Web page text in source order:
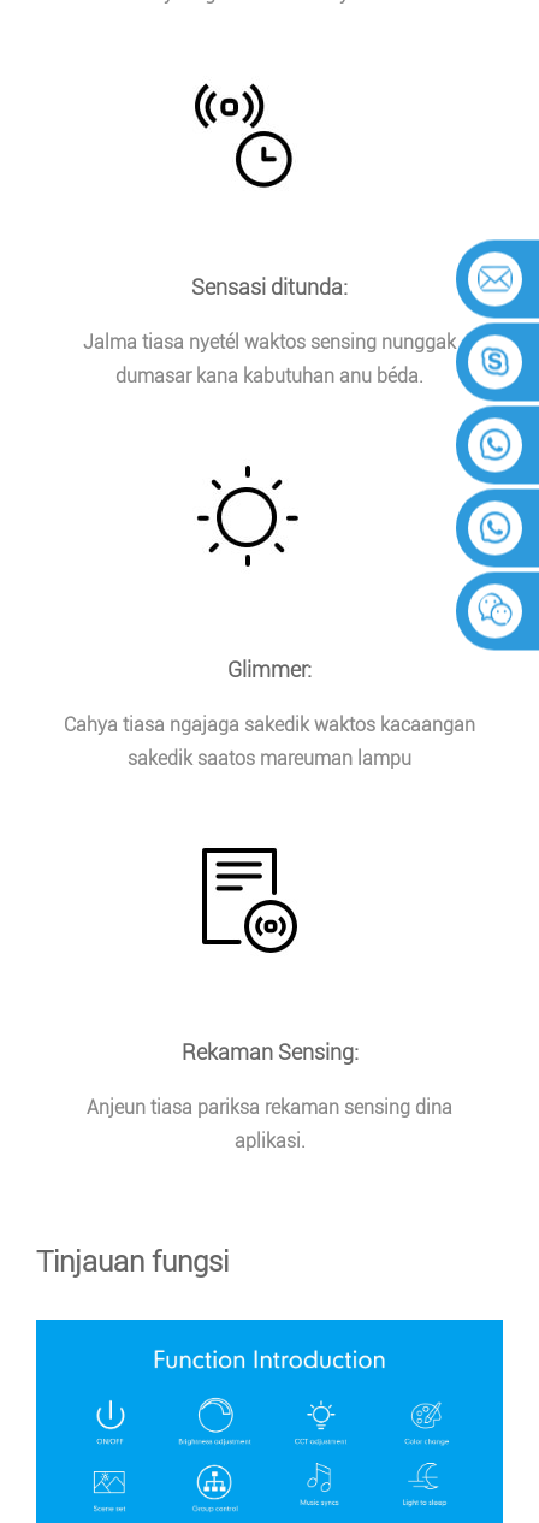
Sensasi ditunda:
Jalma tiasa nyetél waktos sensing nunggak
dumasar kana kabutuhan anu béda.
Glimmer:
Cahya tiasa ngajaga sakedik waktos kacaangan
sakedik saatos mareuman lampu
Rekaman Sensing:
Anjeun tiasa pariksa rekaman sensing dina
aplikasi.
Tinjauan fungsi